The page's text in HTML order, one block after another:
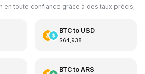
en toute confiance grâce à des taux précis,
BTCto USD
$64,938
BTCto ARS